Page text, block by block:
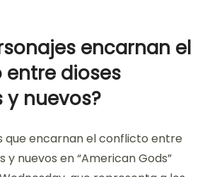
encarnan el
dioses
nuevos?
que encarnan el conflicto entre
y nuevos en “American Gods”